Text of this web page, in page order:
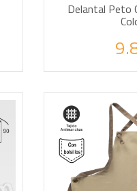
Delantal Peto
AÑADIR A LA